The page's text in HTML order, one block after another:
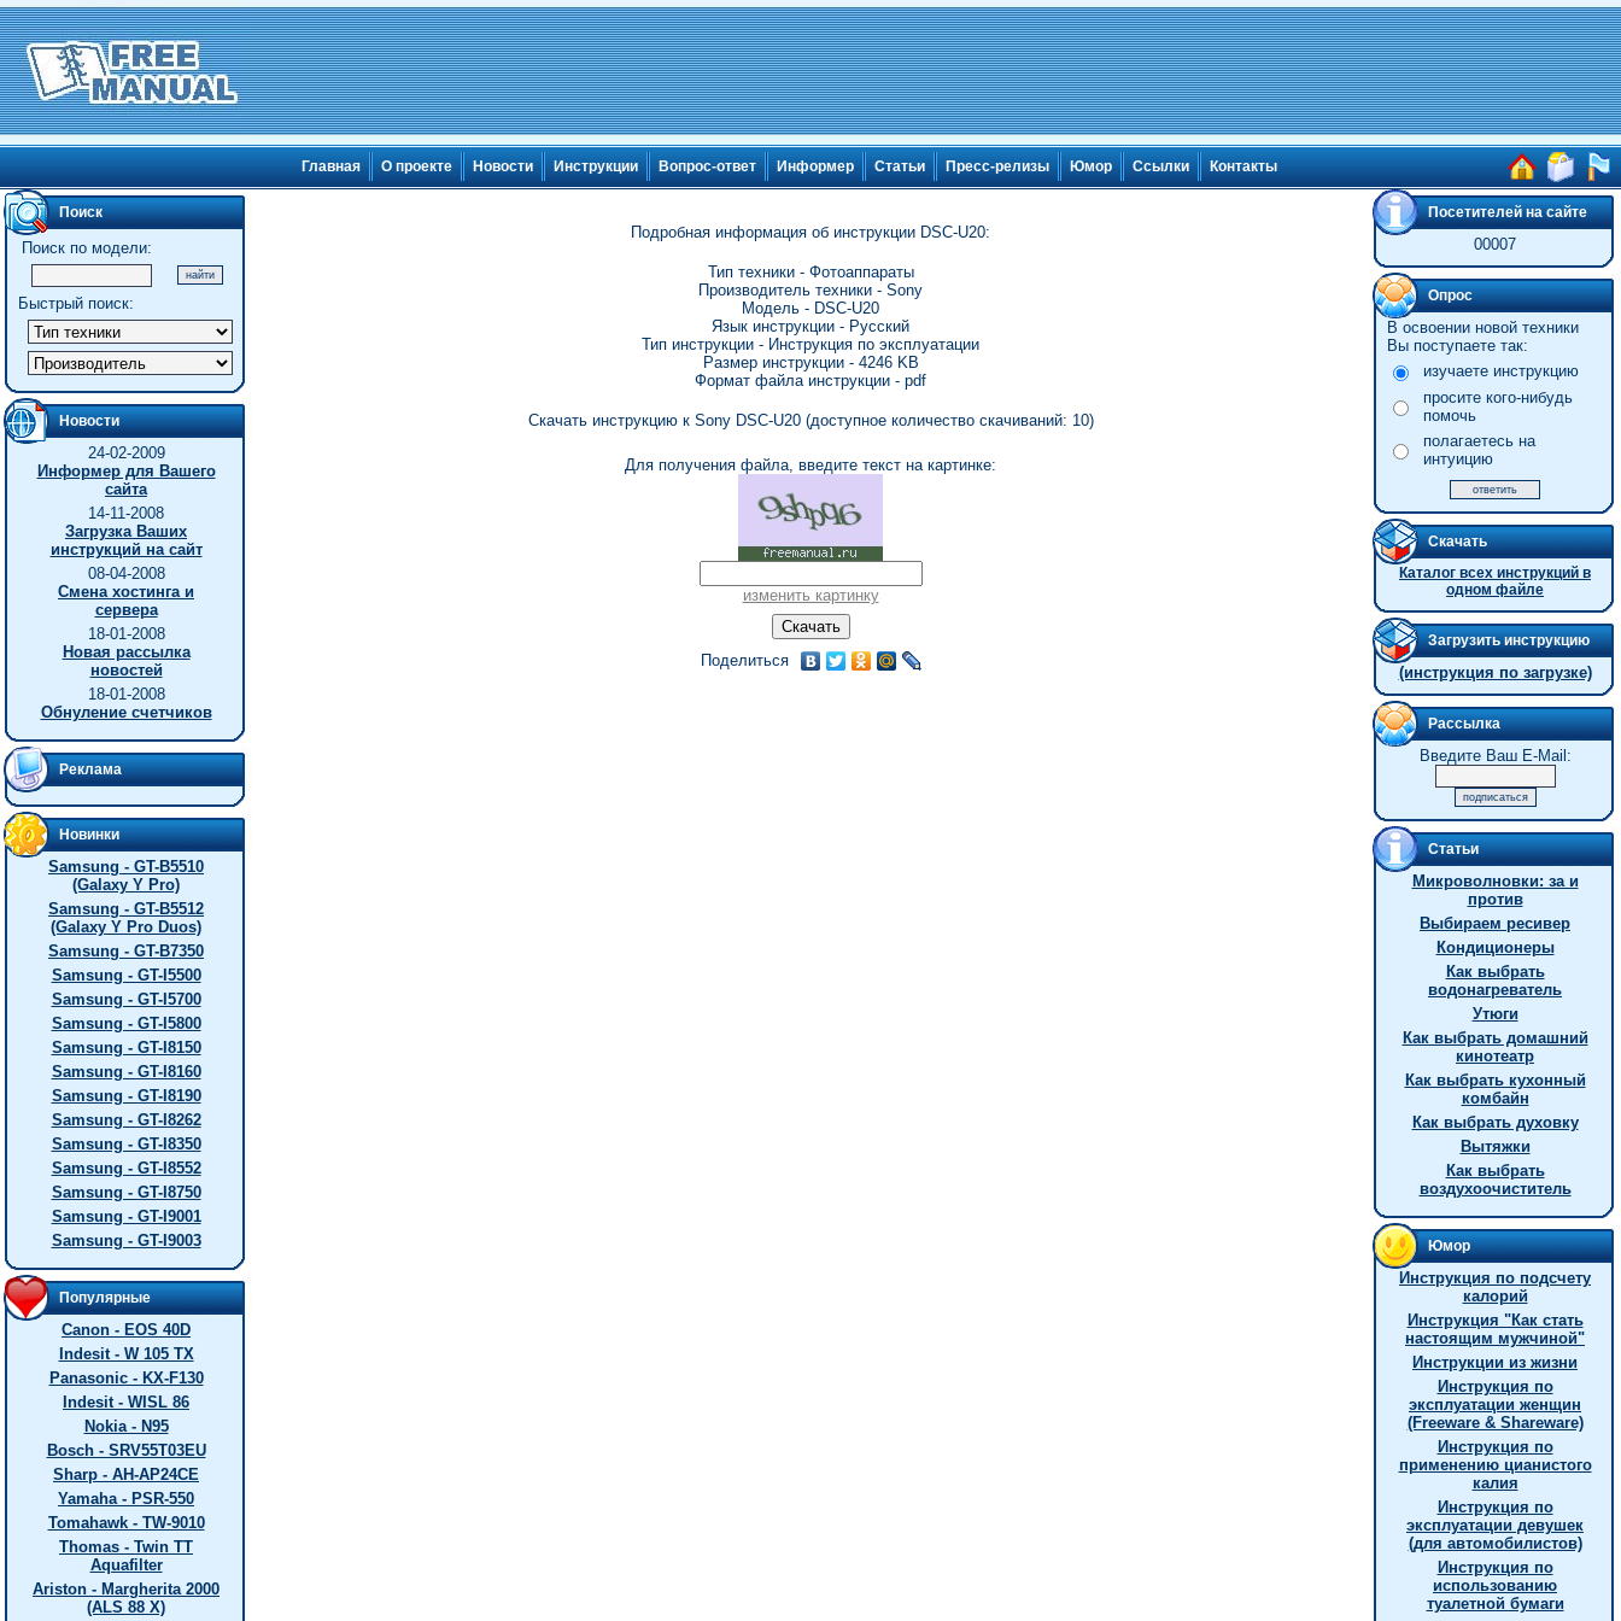
Главная О проекте Новости Инструкции Вопрос-ответ Информер Статьи Пресс-релизы Юмор Ссылки Контакты
Поиск
Поиск по модели:
Быстрый поиск:
Новости
24-02-2009
Информер для Вашего
сайта
14-11-2008
Загрузка Ваших
инструкций на сайт
08-04-2008
Смена хостинга и
сервера
18-01-2008
Новая рассылка
новостей
18-01-2008
Обнуление счетчиков
Реклама
Новинки
Samsung - GT-B5510
(Galaxy Y Pro)
Samsung - GT-B5512
(Galaxy Y Pro Duos)
Samsung - GT-B7350
Samsung - GT-I5500
Samsung - GT-I5700
Samsung - GT-I5800
Samsung - GT-I8150
Samsung - GT-I8160
Samsung - GT-I8190
Samsung - GT-I8262
Samsung - GT-I8350
Samsung - GT-I8552
Samsung - GT-I8750
Samsung - GT-I9001
Samsung - GT-I9003
Популярные
Canon - EOS 40D
Indesit - W 105 TX
Panasonic - KX-F130
Indesit - WISL 86
Nokia - N95
Bosch - SRV55T03EU
Sharp - AH-AP24CE
Yamaha - PSR-550
Tomahawk - TW-9010
Thomas - Twin TT
Aquafilter
Ariston - Margherita 2000
(ALS 88 X)
Подробная информация об инструкции DSC-U20:
Тип техники - Фотоаппараты
Производитель техники - Sony
Модель - DSC-U20
Язык инструкции - Русский
Тип инструкции - Инструкция по эксплуатации
Размер инструкции - 4246 KB
Формат файла инструкции - pdf
Скачать инструкцию к Sony DSC-U20 (доступное количество скачиваний: 10)
Для получения файла, введите текст на картинке:
изменить картинку
Поделиться
Посетителей на сайте
00007
Опрос
В освоении новой техники
Вы поступаете так:
изучаете инструкцию
просите кого-нибудь
помочь
полагаетесь на
интуицию
Скачать
Каталог всех инструкций в
одном файле
Загрузить инструкцию
(инструкция по загрузке)
Рассылка
Введите Ваш E-Mail:
Статьи
Микроволновки: за и
против
Выбираем ресивер
Кондиционеры
Как выбрать
водонагреватель
Утюги
Как выбрать домашний
кинотеатр
Как выбрать кухонный
комбайн
Как выбрать духовку
Вытяжки
Как выбрать
воздухоочиститель
Юмор
Инструкция по подсчету
калорий
Инстpукция "Как стать
настоящим мужчиной"
Инструкции из жизни
Инструкция по
эксплуатации женщин
(Freeware & Shareware)
Инстpукция по
пpименению цианистого
калия
Инструкция по
эксплуатации девушек
(для автомобилистов)
Инструкция по
использованию
туалетной бумаги